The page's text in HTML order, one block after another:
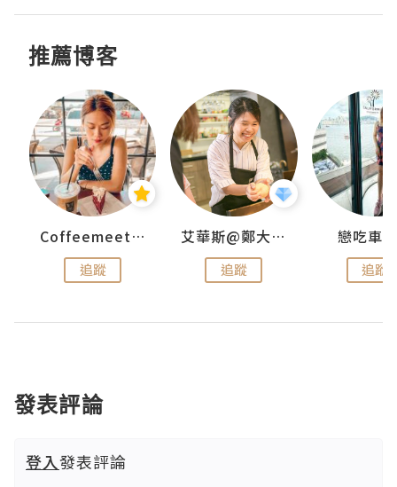
推薦博客
Coffeemeetjojo
追蹤
艾華斯@鄭大小姐工房
追蹤
戀吃車
追蹤
發表評論
登入發表評論